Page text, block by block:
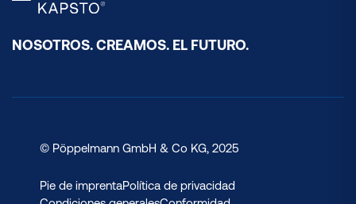
NOSOTROS. CREAMOS. EL FUTURO.
© Pöppelmann GmbH & Co KG, 2025
Pie de imprentaPolítica de privacidad